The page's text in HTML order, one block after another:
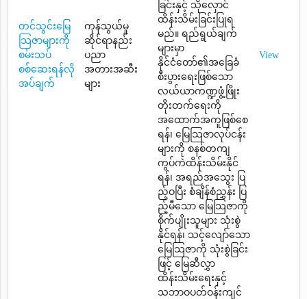
တင်သွင်းမြေ
သြဇာများကို
စမ်းသပ်
စစ်ဆေးရန်လို
အပ်ချက်
ကုန်သွယ်မှု
ဆိုင်ရာနည်း
ပညာ
အတားအဆီး
များ
ခြင်းနှင့် သိုလှောင်
ထိန်းသိမ်းခြင်းပြုရ
မည်။ ရည်ရွယ်ချက်
များမှာ
နိုင်ငံတော်၏အခြေခံ
စီးပွားရေးဖြစ်သော
လယ်ယာကဏ္ဍဖွံ့ဖြိုး
တိုးတက်ရေးကို
အထောက်အကူဖြစ်စေ
ရန်၊ မြေသြဇာလုပ်ငန်း
များကို စနစ်တကျ
ကွပ်ကဲထိန်းသိမ်းနိုင်
ရန်၊ အရည်အသွေး ပြ
ည့်ဝပြီး စံချိန်စံညွှန်း ပြ
ည့်မီသော မြေသြဇာကို
စိုက်ပျိုးသူများ သုံးစွဲ
နိုင်ရန်၊ သင့်လျော်သော
မြေသြဇာကို သုံးစွဲခြင်း
ဖြင့် မြေဆီလွှာ
ထိန်းသိမ်းရေးနှင့်
သဘာဝပတ်ဝန်းကျင်
View